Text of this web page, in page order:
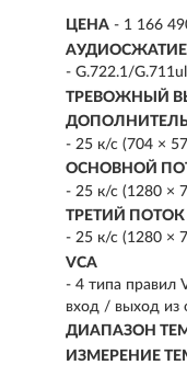
ЦЕНА - 1 166
АУДИОСЖАТИЕ
- G.722.1/
ТРЕВОЖНЫЙ
- 25 к/с (704 ×
ОСНОВНОЙ
- 25 к/с (1280 ×
ТРЕТИЙ ПОТОК
- 25 к/с (1280 ×
VCA
- 4 типа правил
вход / выход из
ДИАПАЗОН
ИЗМЕРЕНИЕ